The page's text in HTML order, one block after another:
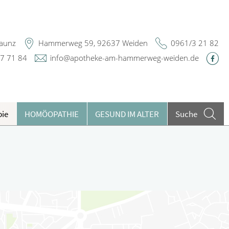
HOMÖOPATHIE GESUND IM ALTER Suche
Hammerweg 59, 92637 Weiden
0961/3 21 82
71 84
info@apotheke-am-hammerweg-weiden.de